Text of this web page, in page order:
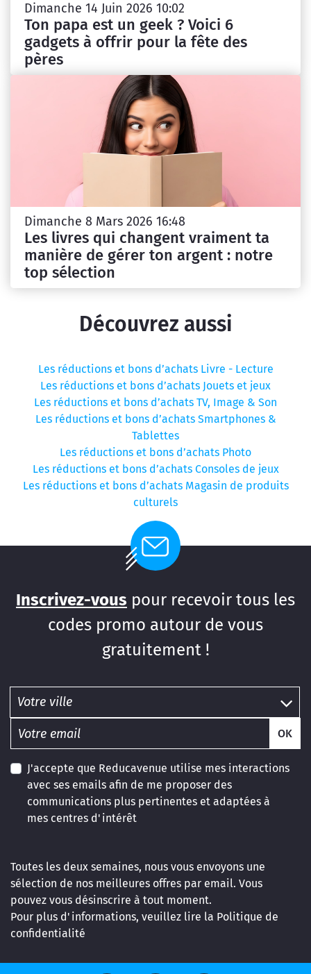
Dimanche 14 Juin 2026 10:02
Ton papa est un geek ? Voici 6
gadgets à offrir pour la fête des
pères
Dimanche 8 Mars 2026 16:48
Les livres qui changent vraiment ta
manière de gérer ton argent : notre
top sélection
Découvrez aussi
Les réductions et bons d’achats Livre - Lecture
Les réductions et bons d’achats Jouets et jeux
Les réductions et bons d’achats TV, Image & Son
Les réductions et bons d’achats Smartphones &
Tablettes
Les réductions et bons d’achats Photo
Les réductions et bons d’achats Consoles de jeux
Les réductions et bons d’achats Magasin de produits
culturels
Inscrivez-vous pour recevoir tous les
codes promo autour de vous
gratuitement !
OK
J'accepte que Reducavenue utilise mes interactions
avec ses emails afin de me proposer des
communications plus pertinentes et adaptées à
mes centres d'intérêt
Toutes les deux semaines, nous vous envoyons une
sélection de nos meilleures offres par email. Vous
pouvez vous désinscrire à tout moment.
Pour plus d'informations, veuillez lire la Politique de
confidentialité